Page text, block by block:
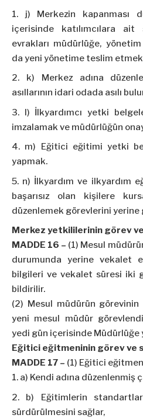
j) Merkezin kapanması
içerisinde katılımcılara
evrakları müdürlüğe,
da yeni yönetime teslim
k) Merkez adına
asıllarının idari odada asılı
l) İlkyardımcı yetki
imzalamak ve müdürlüğün
m) Eğitici eğitimi yetki
yapmak.
n) İlkyardım ve ilkyardım
başarısız olan kişilere
düzenlemek görevlerini yerine
Merkez yetkililerinin görev
MADDE 16 – (1) Mesul
durumunda yerine vekalet
bilgileri ve vekalet süresi iki
bildirilir.
(2) Mesul müdürün
yeni mesul müdür
yedi gün içerisinde Müdürlüğe
Eğitici eğitmeninin görev ve
MADDE 17 – (1) Eğitici
a) Kendi adına düzenlenmiş
b) Eğitimlerin
sürdürülmesini sağlar,